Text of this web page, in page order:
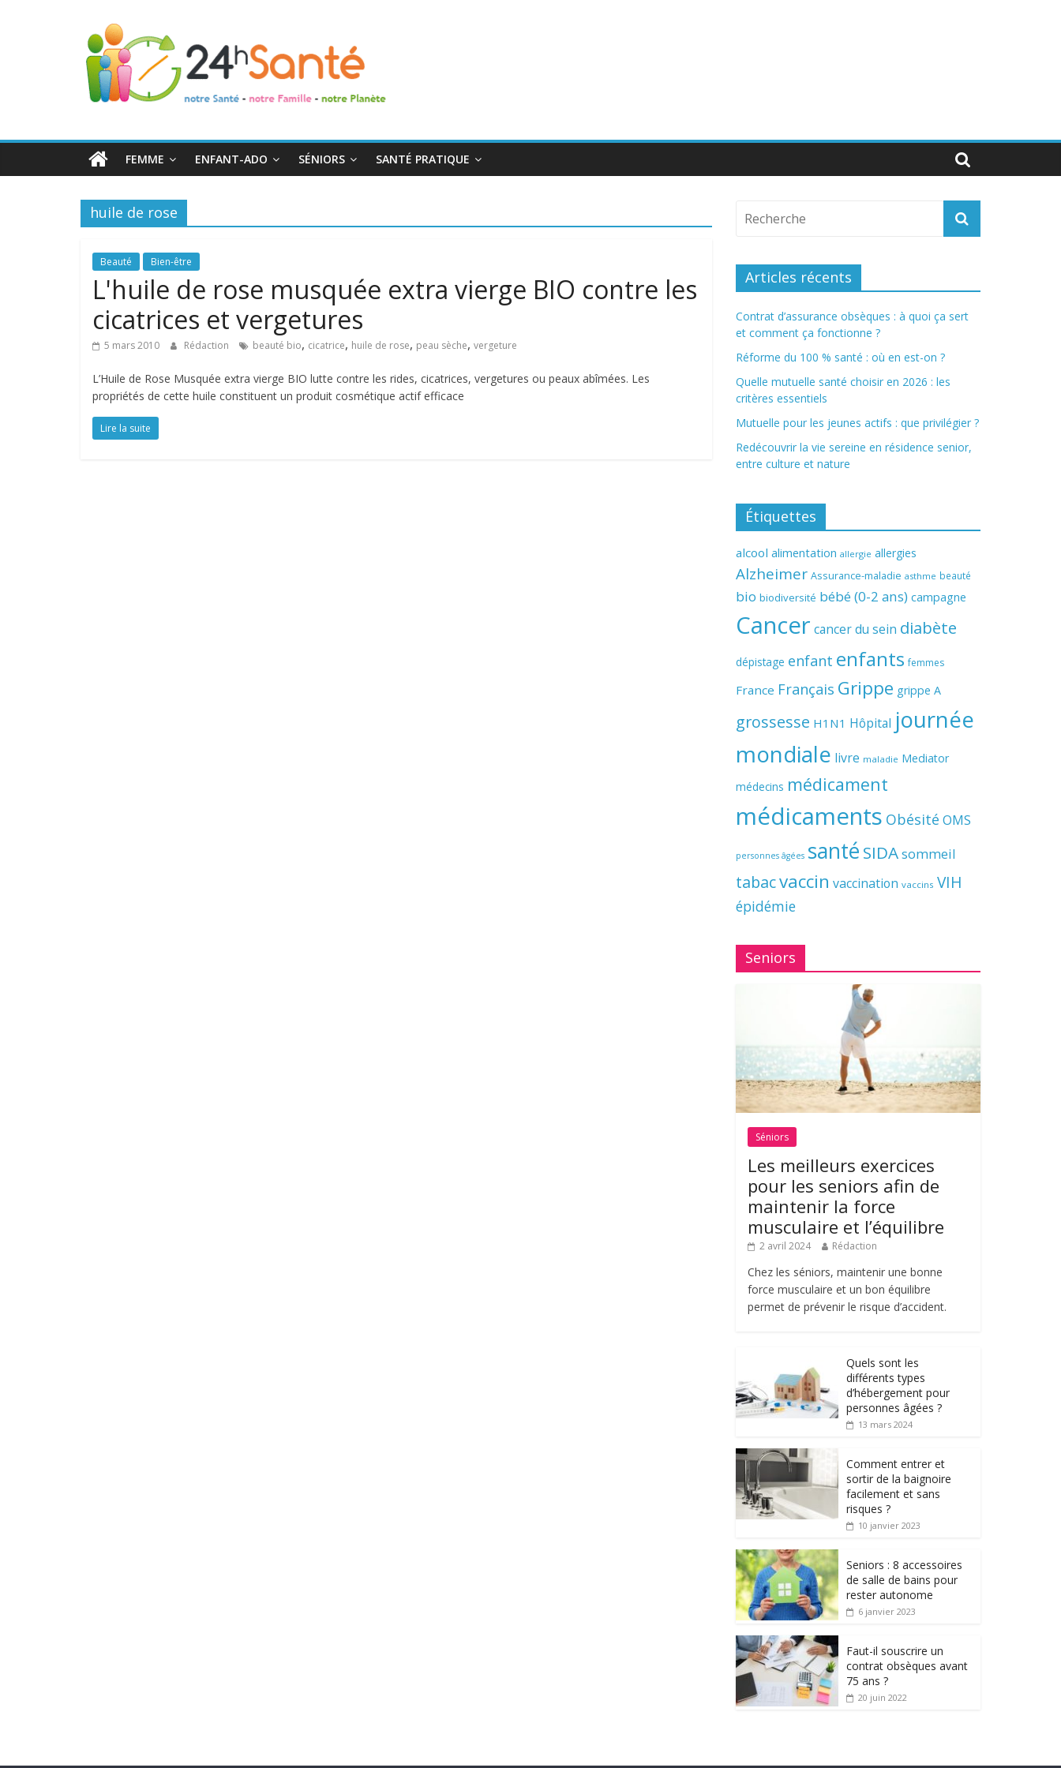
24h
Santé
toute
famille
FEMME ENFANT-ADO SÉNIORS SANTÉ PRATIQUE
huile de rose
Beauté Bien-être
L'huile de rose musquée extra vierge BIO contre les
cicatrices et vergetures
5 mars 2010 Rédaction beauté bio, cicatrice, huile de rose, peau sèche, vergeture
L’Huile de Rose Musquée extra vierge BIO lutte contre les rides, cicatrices, vergetures ou peaux abîmées. Les
propriétés de cette huile constituent un produit cosmétique actif efficace
Lire la suite
Articles récents
Contrat d’assurance obsèques : à quoi ça sert
et comment ça fonctionne ?
Réforme du 100 % santé : où en est-on ?
Quelle mutuelle santé choisir en 2026 : les
critères essentiels
Mutuelle pour les jeunes actifs : que privilégier ?
Redécouvrir la vie sereine en résidence senior,
entre culture et nature
Étiquettes
alcool alimentation allergie allergies
Alzheimer Assurance-maladie asthme beauté
bio biodiversité bébé (0-2 ans) campagne
Cancer cancer du sein diabète
dépistage enfant enfants femmes
France Français Grippe grippe A
grossesse H1N1 Hôpital journée
mondiale livre maladie Mediator
médecins médicament
médicaments Obésité OMS
personnes âgées santé SIDAsommeil
tabacvaccin vaccination vaccins VIH
épidémie
Seniors
Séniors
Les meilleurs exercices
pour les seniors afin de
maintenir la force
musculaire et l’équilibre
2 avril 2024 Rédaction
Chez les séniors, maintenir une bonne
force musculaire et un bon équilibre
permet de prévenir le risque d’accident.
Quels sont les
différents types
d’hébergement pour
personnes âgées ?
13 mars 2024
Comment entrer et
sortir de la baignoire
facilement et sans
risques ?
10 janvier 2023
Seniors : 8 accessoires
de salle de bains pour
rester autonome
6 janvier 2023
Faut-il souscrire un
contrat obsèques avant
75 ans ?
20 juin 2022